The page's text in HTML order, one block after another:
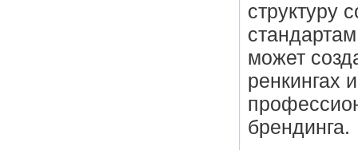
структуру
может
ренкингах
брендинга.